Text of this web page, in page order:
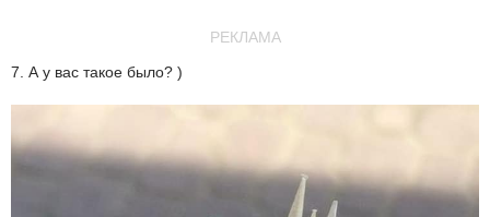
РЕКЛАМА
7. А у вас такое было? )